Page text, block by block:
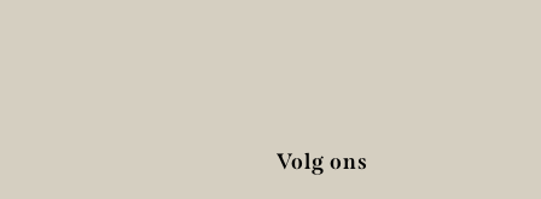
Volg ons